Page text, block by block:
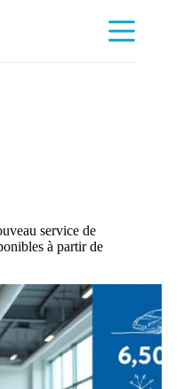
service de
à partir de